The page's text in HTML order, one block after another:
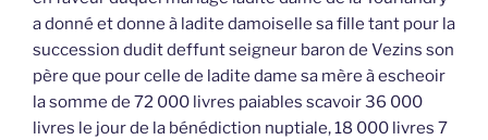
a donné et donne à ladite damoiselle sa fille tant pour la
succession dudit deffunt seigneur baron de Vezins son
père que pour celle de ladite dame sa mère à escheoir
la somme de 72 000 livres paiables scavoir 36 000
livres le jour de la bénédiction nuptiale, 18 000 livres 7